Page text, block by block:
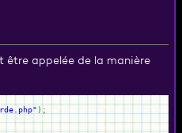
être appelée de la manière
) ;